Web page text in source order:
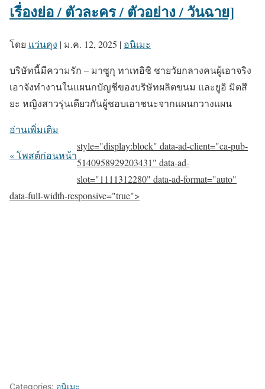
เรื่องย่อ / ตัวละคร / ตัวอย่าง / วันฉาย]
โดย แว่นคุง | ม.ค. 12, 2025 | อนิเมะ
บริษัทนี้มีความรัก – มาซูกุ ทาเทอิชิ ชายวัยกลางคนผู้เอาจริง
เอาจังทำงานในแผนกบัญชีของบริษัทผลิตขนม และยูอิ มิตสึ
ยะ หญิงสาวรุ่นเดียวกันผู้ชอบเอาชนะจากแผนกวางแผน
อ่านเพิ่มเติม
« โพสต์ก่อนหน้า
style="display:block" data-ad-client="ca-pub-
5140958929203431" data-ad-
slot="1111312280" data-ad-format="auto"
data-full-width-responsive="true">
Categories: อนิเมะ